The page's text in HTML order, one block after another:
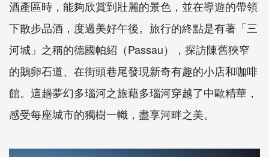
酒產區時，能夠欣賞到壯麗的景色，並在導遊的帶領
下散步品酒，度過美好午後。旅行的終點是有著「三
河城」之稱的德國帕紹（Passau），探訪陳舊狹窄
的鵝卵石道、在街頭巷尾發現新奇有趣的小店和咖啡
館。這趟夢幻多瑙河之旅藉多瑙河穿越了中歐精華，
感受每座城市的獨樹一幟，盡享河畔之美。